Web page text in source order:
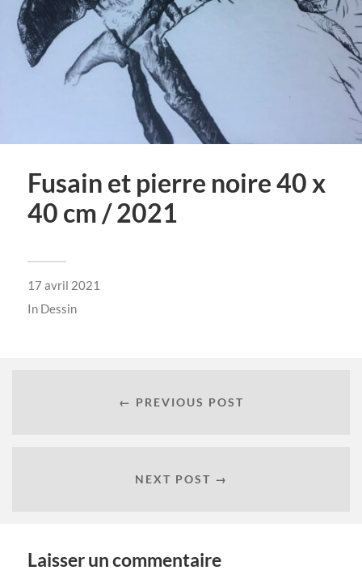
Fusain et pierre noire 40 x
40 cm / 2021
17 avril 2021
In Dessin
← PREVIOUS POST
NEXT POST →
Laisser un commentaire